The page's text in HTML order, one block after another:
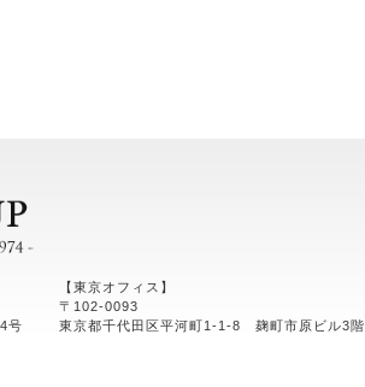
号
【東京オフィス】
〒102-0093
東京都千代田区平河町1-1-8 麹町市原ビル3階